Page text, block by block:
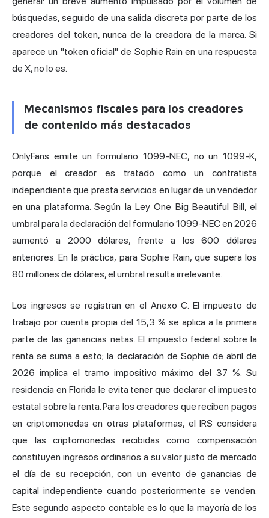
búsquedas, seguido de una salida discreta por parte de los
creadores del token, nunca de la creadora de la marca. Si
aparece un "token oficial" de Sophie Rain en una respuesta
de X, no lo es.
Mecanismos fiscales para los creadores
de contenido más destacados
OnlyFans emite un formulario 1099-NEC, no un 1099-K,
porque el creador es tratado como un contratista
independiente que presta servicios en lugar de un vendedor
en una plataforma. Según la Ley One Big Beautiful Bill, el
umbral para la declaración del formulario 1099-NEC en 2026
aumentó a 2000 dólares, frente a los 600 dólares
anteriores. En la práctica, para Sophie Rain, que supera los
80 millones de dólares, el umbral resulta irrelevante.
Los ingresos se registran en el Anexo C. El impuesto de
trabajo por cuenta propia del 15,3 % se aplica a la primera
parte de las ganancias netas. El impuesto federal sobre la
renta se suma a esto; la declaración de Sophie de abril de
2026 implica el tramo impositivo máximo del 37 %. Su
residencia en Florida le evita tener que declarar el impuesto
estatal sobre la renta. Para los creadores que reciben pagos
en criptomonedas en otras plataformas, el IRS considera
que las criptomonedas recibidas como compensación
constituyen ingresos ordinarios a su valor justo de mercado
el día de su recepción, con un evento de ganancias de
capital independiente cuando posteriormente se venden.
Este segundo aspecto contable es lo que la mayoría de los